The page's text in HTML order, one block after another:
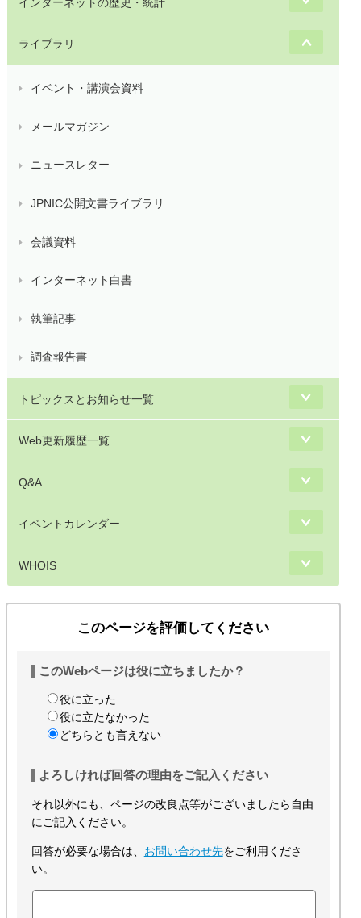
ライブラリ
イベント・講演会資料
メールマガジン
ニュースレター
JPNIC公開文書ライブラリ
会議資料
インターネット白書
執筆記事
調査報告書
トピックスとお知らせ一覧
Web更新履歴一覧
Q&A
イベントカレンダー
WHOIS
このページを評価してください
このWebページは役に立ちましたか？
役に立った
役に立たなかった
どちらとも言えない
よろしければ回答の理由をご記入ください
それ以外にも、ページの改良点等がございましたら自由
にご記入ください。
回答が必要な場合は、 お問い合わせ先をご利用くださ
い。